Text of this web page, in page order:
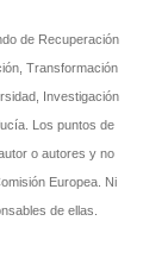
de Recuperación
Transformación
Investigación
Los puntos de
o autores y no
Europea. Ni
de ellas.